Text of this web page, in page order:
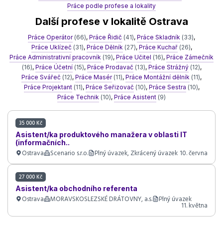
Práce podle profese a lokality
Další profese v lokalitě Ostrava
Práce Operátor (66), Práce Řidič (41), Práce Skladník (33),
Práce Uklízeč (31), Práce Dělník (27), Práce Kuchař (26),
Práce Administrativní pracovník (19), Práce Učitel (16), Práce Zámečník
(16), Práce Účetní (15), Práce Prodavač (13), Práce Strážný (12),
Práce Svářeč (12), Práce Masér (11), Práce Montážní dělník (11),
Práce Projektant (11), Práce Seřizovač (10), Práce Sestra (10),
Práce Technik (10), Práce Asistent (9)
35 000 Kč
Asistent/ka produktového manažera v oblasti IT
(informačních..
Ostrava Scenario s.r.o. Plný úvazek, Zkrácený úvazek 10. června
27 000 Kč
Asistent/ka obchodního referenta
Ostrava MORAVSKOSLEZSKÉ DRÁTOVNY, a.s. Plný úvazek
11. května